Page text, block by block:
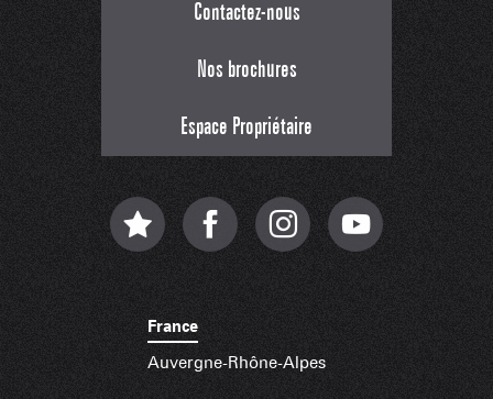
Contactez-nous
Nos brochures
Espace Propriétaire
France
Auvergne-Rhône-Alpes